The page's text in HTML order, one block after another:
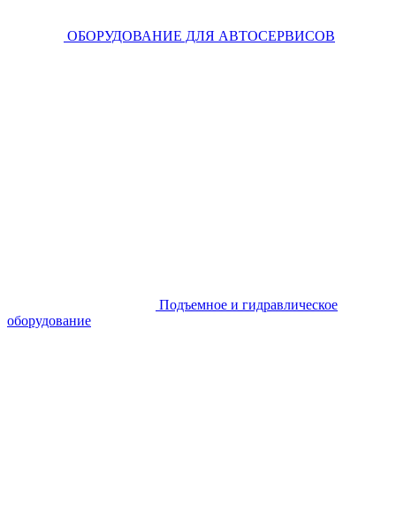
ОБОРУДОВАНИЕ ДЛЯ АВТОСЕРВИСОВ
Подъемное и гидравлическое
оборудование